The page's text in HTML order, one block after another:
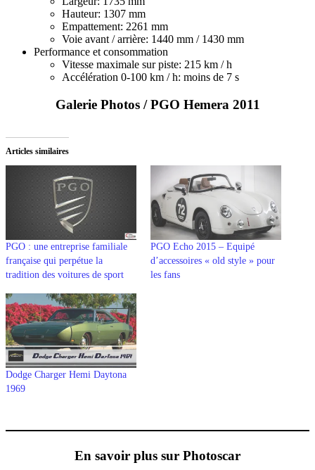
Hauteur: 1307 mm
Empattement: 2261 mm
Voie avant / arrière: 1440 mm / 1430 mm
Performance et consommation
Vitesse maximale sur piste: 215 km / h
Accélération 0-100 km / h: moins de 7 s
Galerie Photos / PGO Hemera 2011
Articles similaires
PGO : une entreprise familiale
française qui perpétue la
tradition des voitures de sport
PGO Echo 2015 – Equipé
d’accessoires « old style » pour
les fans
Dodge Charger Hemi Daytona
1969
En savoir plus sur Photoscar